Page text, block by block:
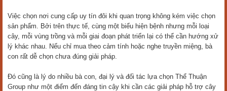
Việc chọn nơi cung cấp uy tín đôi khi quan trọng không kém việc chọn
sản phẩm. Bởi trên thực tế, cùng một biểu hiện bệnh nhưng mỗi loại
cây, mỗi vùng trồng và mỗi giai đoạn phát triển lại có thể cần hướng xử
lý khác nhau. Nếu chỉ mua theo cảm tính hoặc nghe truyền miệng, bà
con rất dễ chọn chưa đúng giải pháp.
Đó cũng là lý do nhiều bà con, đại lý và đối tác lựa chọn Thể Thuận
Group như một điểm đến đáng tin cậy khi cần các giải pháp hỗ trợ cây